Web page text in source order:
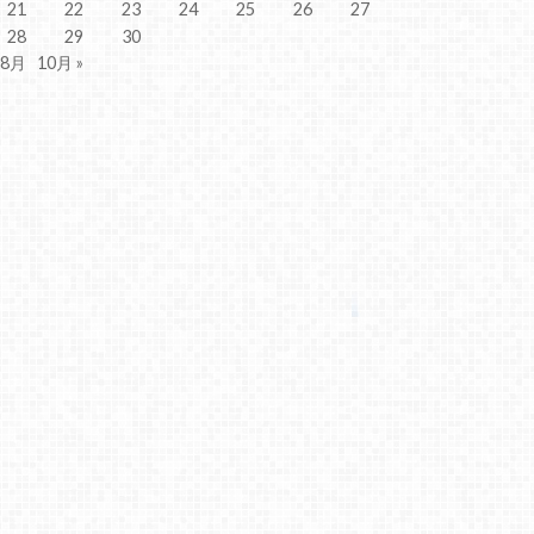
21 22 23 24 25 26
27
28
29
30
月
10月 »